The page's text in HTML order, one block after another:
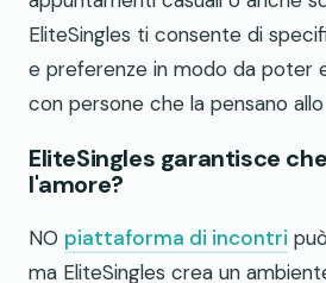
EliteSingles ti consente di
e preferenze in modo da poter
con persone che la pensano
EliteSingles garantisce
l'amore?
NO piattaforma di incontri
ma EliteSingles crea un